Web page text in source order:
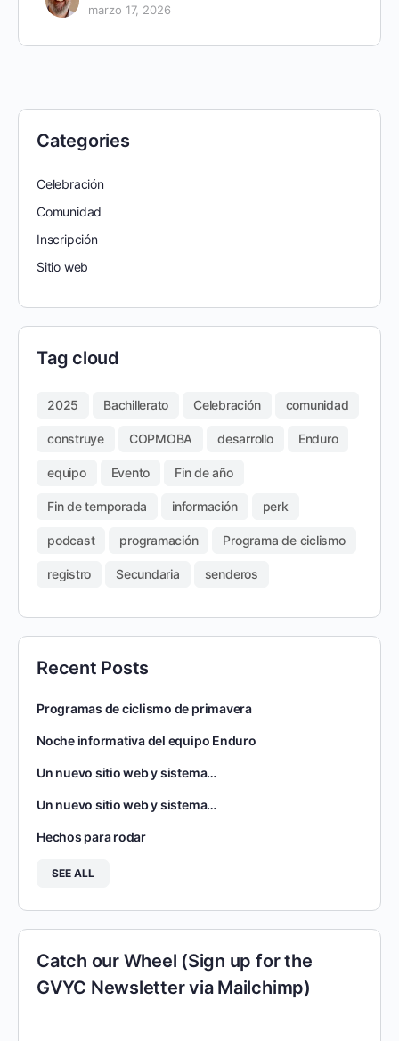
marzo 17, 2026
Categories
Celebración
Comunidad
Inscripción
Sitio web
Tag cloud
2025 Bachillerato Celebración comunidad
construye COPMOBA desarrollo Enduro
equipo Evento Fin de año
Fin de temporada información perk
podcast programación Programa de ciclismo
registro Secundaria senderos
Recent Posts
Programas de ciclismo de primavera
Noche informativa del equipo Enduro
Un nuevo sitio web y sistema…
Un nuevo sitio web y sistema…
Hechos para rodar
SEE ALL
Catch our Wheel (Sign up for the
GVYC Newsletter via Mailchimp)